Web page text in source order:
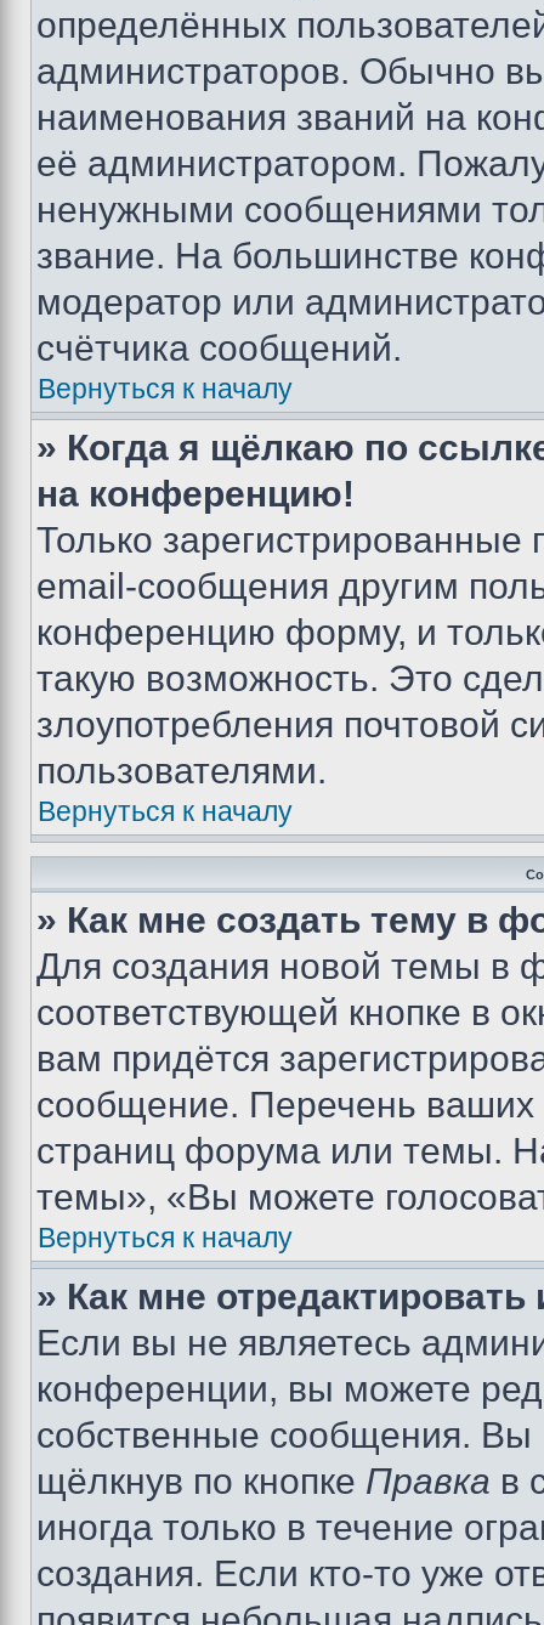
определённых
администраторов. Обычно
наименования званий на
её администратором.
ненужными сообщениями
звание. На большинстве
модератор или
счётчика сообщений.
Вернуться к началу
» Когда я щёлкаю по
на конференцию!
Только зарегистрированные
email-сообщения другим
конференцию форму, и
такую возможность. Это
злоупотребления почтовой
пользователями.
Вернуться к началу
» Как мне создать тему в
Для создания новой темы в
соответствующей кнопке в
вам придётся
сообщение. Перечень ваших
страниц форума или темы.
темы», «Вы можете
Вернуться к началу
» Как мне
Если вы не являетесь
конференции, вы можете
собственные сообщения. Вы
щёлкнув по кнопке Правка в
иногда только в течение
создания. Если кто-то уже